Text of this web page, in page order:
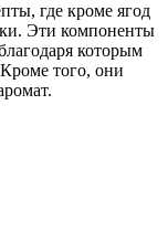
где кроме ягод
Эти компоненты
которым
того, они